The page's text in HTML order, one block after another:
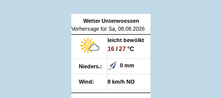
Wetter Unterwoessen
Vorhersage für Sa, 08.08.2026
leicht bewölkt
16 /27 °C
Nieders.: 0 mm
Wind: 8 km/h NO